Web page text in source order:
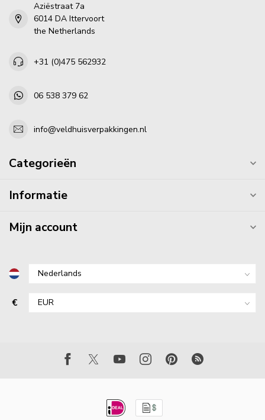
Aziëstraat 7a
6014 DA Ittervoort
the Netherlands
+31 (0)475 562932
06 538 379 62
info@veldhuisverpakkingen.nl
Categorieën
Informatie
Mijn account
€